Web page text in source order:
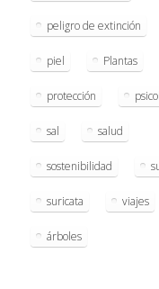
peligro de extinción
piel Plantas
protección
sal salud
sostenibilidad
suricata viajes
árboles